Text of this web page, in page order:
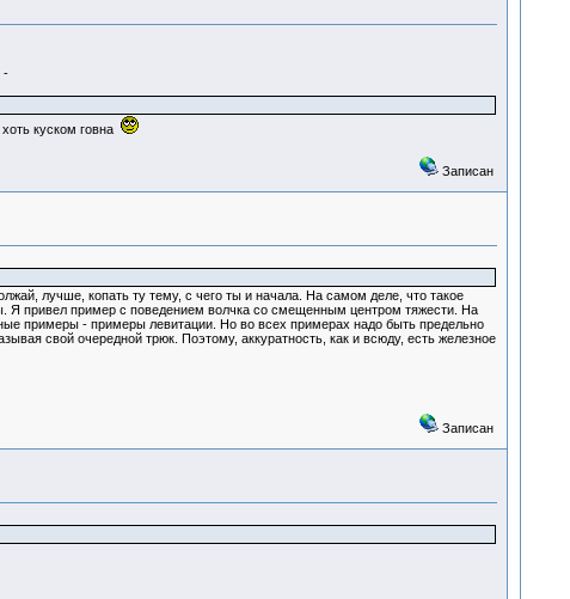
-
куском говна
Записан
лучше, копать ту тему, с чего ты и начала. На самом деле, что такое
Я привел пример с поведением волчка со смещенным центром тяжести. На
примеры - примеры левитации. Но во всех примерах надо быть предельно
свой очередной трюк. Поэтому, аккуратность, как и всюду, есть железное
Записан